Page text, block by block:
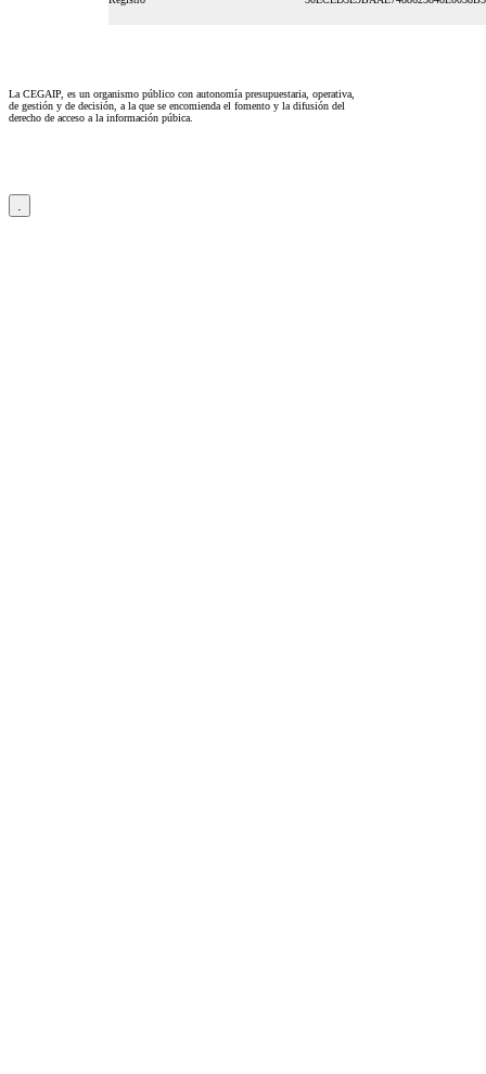
La CEGAIP, es un organismo público con autonomía presupuestaria, operativa,
de gestión y de decisión, a la que se encomienda el fomento y la difusión del
derecho de acceso a la información púbica.